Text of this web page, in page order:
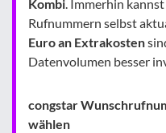
Kombi. Immerhin
Rufnummern selbst
Euro an Extrakosten
Datenvolumen besser
congstar
wählen